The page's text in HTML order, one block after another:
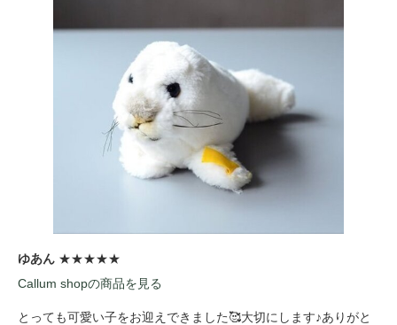
ゆあん ★★★★★
Callum shopの商品を見る
とっても可愛い子をお迎えできました🥰大切にします♪ありがと